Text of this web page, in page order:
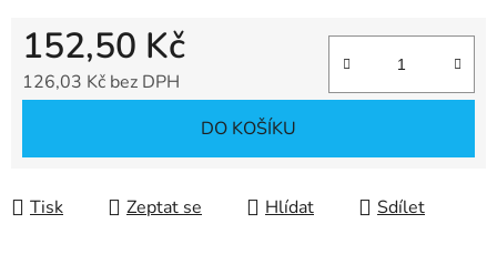
152,50 Kč
126,03 Kč bez DPH
DO KOŠÍKU
Tisk Zeptat se Hlídat Sdílet